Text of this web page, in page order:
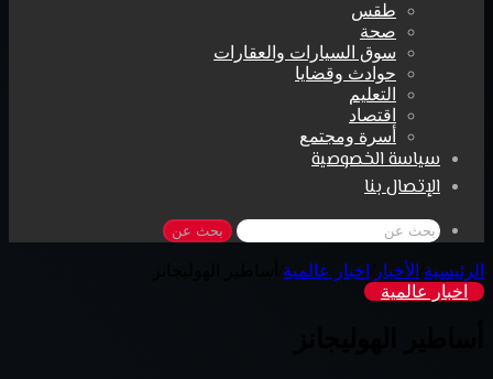
طقس
صحة
سوق السيارات والعقارات
حوادث وقضايا
التعليم
اقتصاد
أسرة ومجتمع
سياسة الخصوصية
الإتصال بنا
بحث عن
الرئيسية الأخبار اخبار عالمية
اخبار عالمية